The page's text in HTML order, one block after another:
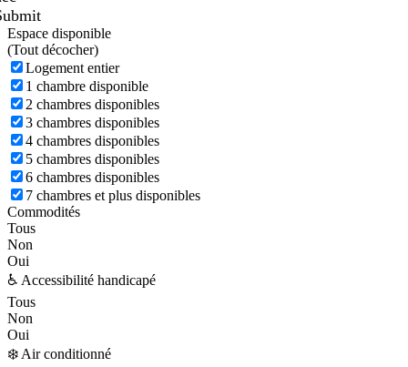
Espace disponible
(Tout décocher)
Logement entier
1 chambre disponible
2 chambres disponibles
3 chambres disponibles
4 chambres disponibles
5 chambres disponibles
6 chambres disponibles
7 chambres et plus disponibles
Commodités
Tous
Non
Oui
♿ Accessibilité handicapé
Tous
Non
Oui
❄️ Air conditionné